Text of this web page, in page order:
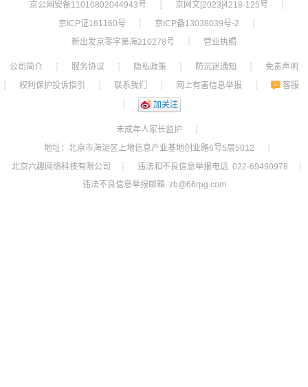
京公网安备11010802044943号 ┊ 京网文[2023]4218-125号
┊
京ICP证161160号
┊ 京ICP备13038039号-2
┊
新出发京零字第海210278号
┊ 营业执照
公司简介 ┊ 服务协议 ┊ 隐私政策 ┊ 防沉迷通知 ┊
免责声明
┊
权利保护投诉指引 ┊ 联系我们 ┊ 网上有害信息举报 ┊
客服
┊
加关注
未成年人家长监护
┊
地址：北京市海淀区上地信息产业基地创业路6号5层5012
┊
北京六趣网络科技有限公司
┊ 违法和不良信息举报电话 022-69490978
┊
违法不良信息举报邮箱 zb@66rpg.com